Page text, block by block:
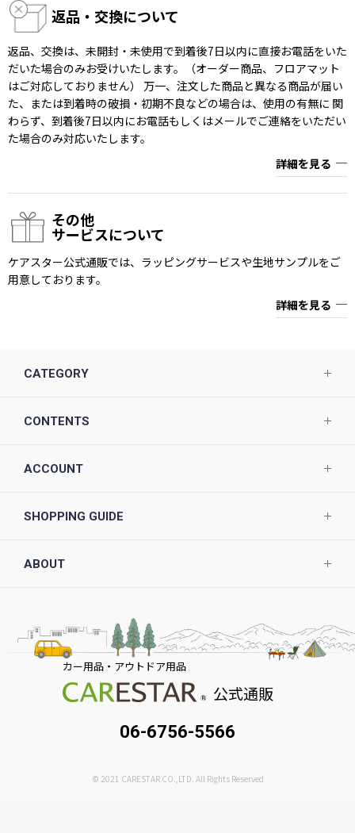
返品・交換について
返品、交換は、未開封・未使用で到着後7日以内に直接お電話をいた
だいた場合のみお受けいたします。（オーダー商品、フロアマット
はご対応しておりません） 万一、注文した商品と異なる商品が届い
た、または到着時の破損・初期不良などの場合は、使用の有無に 関
わらず、到着後7日以内にお電話もしくはメールでご連絡をいただい
た場合のみ対応いたします。
詳細を見る
その他
サービスについて
ケアスター公式通販では、ラッピングサービスや生地サンプルをご
用意しております。
詳細を見る
CATEGORY
CONTENTS
ACCOUNT
SHOPPING GUIDE
ABOUT
カー用品・アウトドア用品
公式通販
06-6756-5566
© 2021 CARESTAR CO.,LTD. All Rights Reserved